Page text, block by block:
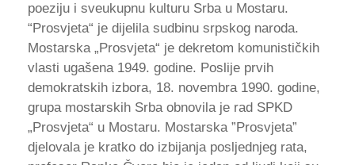
poeziju i sveukupnu kulturu Srba u Mostaru.
“Prosvjeta“ je dijelila sudbinu srpskog naroda.
Mostarska „Prosvjeta“ je dekretom komunističkih
vlasti ugašena 1949. godine. Poslije prvih
demokratskih izbora, 18. novembra 1990. godine,
grupa mostarskih Srba obnovila je rad SPKD
„Prosvjeta“ u Mostaru. Mostarska ”Prosvjeta”
djelovala je kratko do izbijanja posljednjeg rata,